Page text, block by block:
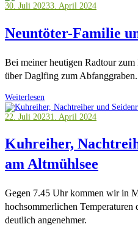
30. Juli 20233. April 2024
Neuntöter-Familie
Bei meiner heutigen Radtour zum
über Daglfing zum Abfanggraben.
Weiterlesen
22. Juli 20231. April 2024
Kuhreiher,
am Altmühlsee
Gegen 7.45 Uhr kommen wir in
hochsommerlichen Temperaturen
deutlich angenehmer.